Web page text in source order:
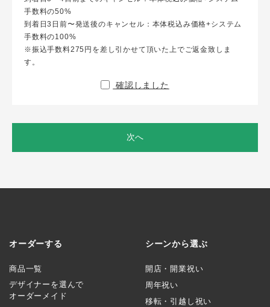
手数料の50%
到着日3日前〜発送後のキャンセル：本体税込み価格+システム
手数料の100%
※振込手数料275円を差し引かせて頂いた上でご返金致しま
す。
確認しました
次へ
オーダーする
商品一覧
デザイナーを選んで
オーダーメイド
シーンから選ぶ
開店・開業祝い
周年祝い
移転・引越し祝い